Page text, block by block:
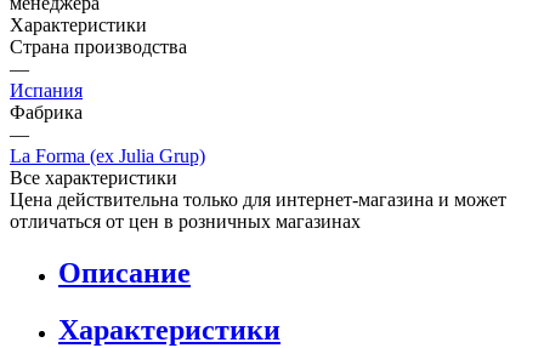
Актуальную стоимость и сроки доставки уточняйте у
менеджера
Характеристики
Страна производства
—
Испания
Фабрика
—
La Forma (ex Julia Grup)
Все характеристики
Цена действительна только для интернет-магазина и может